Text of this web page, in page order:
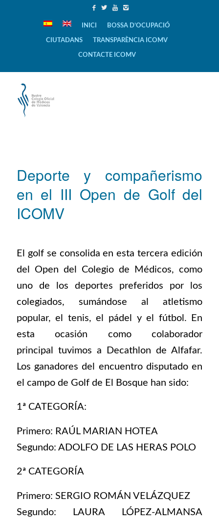
INICI BOSSA D’OCUPACIÓ
CIUTADANS TRANSPARÈNCIA ICOMV
CONTACTE ICOMV
Deporte y compañerismo
en el III Open de Golf del
ICOMV
El golf se consolida en esta tercera edición
del Open del Colegio de Médicos, como
uno de los deportes preferidos por los
colegiados, sumándose al atletismo
popular, el tenis, el pádel y el fútbol. En
esta ocasión como colaborador
principal tuvimos a Decathlon de Alfafar.
Los ganadores del encuentro disputado en
el campo de Golf de El Bosque han sido:
1ª CATEGORÍA:
Primero: RAÚL MARIAN HOTEA
Segundo: ADOLFO DE LAS HERAS POLO
2ª CATEGORÍA
Primero: SERGIO ROMÁN VELÁZQUEZ
Segundo: LAURA LÓPEZ-ALMANSA